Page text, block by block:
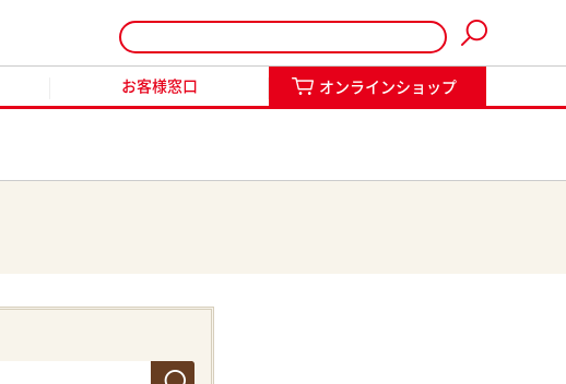
お客様窓口 オンラインショップ
オンラインショップ